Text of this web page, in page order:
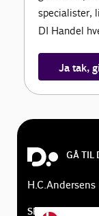
specialister,
DI Handel
Ja tak,
GÅ TIL
SE DI'S